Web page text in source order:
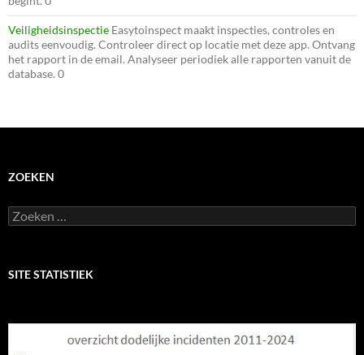
Veiligheidsinspectie Easytoinspect maakt inspecties, controles en
audits eenvoudig. Controleer direct op locatie met deze app. Ontvang
het rapport in de email. Analyseer periodiek alle rapporten vanuit de
database. 0
ZOEKEN
Zoeken
naar:
SITE STATISTIEK